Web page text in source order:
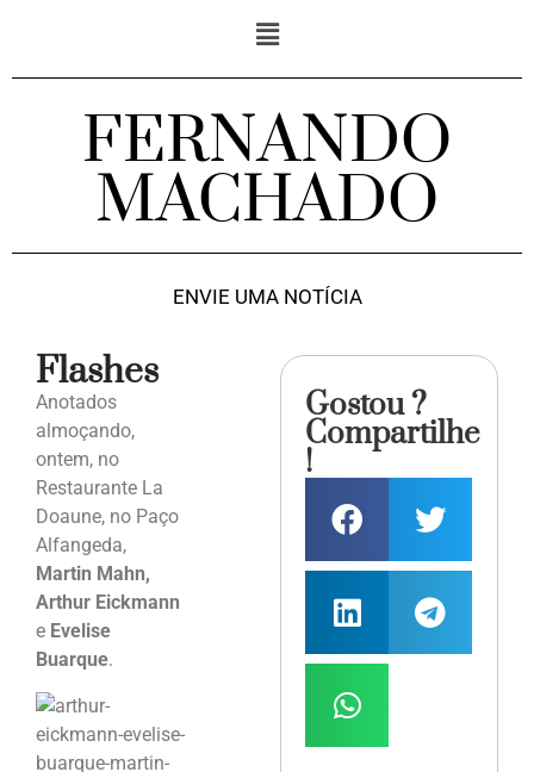
FERNANDO
MACHADO
ENVIE UMA NOTÍCIA
Flashes
Anotados
almoçando,
ontem, no
Restaurante La
Doaune, no Paço
Alfangeda,
Martin Mahn,
Arthur Eickmann
e Evelise
Buarque.
Gostou ?
Compartilhe
!